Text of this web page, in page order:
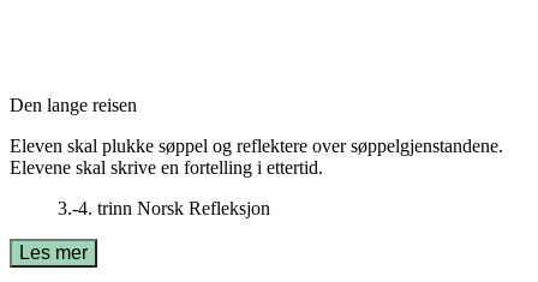
Den lange reisen
Eleven skal plukke søppel og reflektere over søppelgjenstandene.
Elevene skal skrive en fortelling i ettertid.
3.-4. trinn Norsk Refleksjon
Les mer